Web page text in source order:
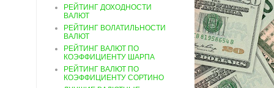
РЕЙТИНГ ДОХОДНОСТИ
ВАЛЮТ
РЕЙТИНГ ВОЛАТИЛЬНОСТИ
ВАЛЮТ
РЕЙТИНГ ВАЛЮТ ПО
КОЭФФИЦИЕНТУ ШАРПА
РЕЙТИНГ ВАЛЮТ ПО
КОЭФФИЦИЕНТУ СОРТИНО